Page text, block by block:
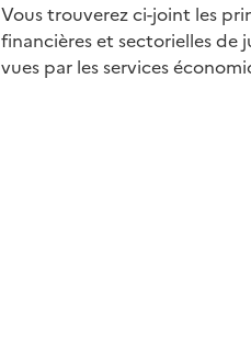
Vous trouverez ci-joint les
financières et sectorielles de
vues par les services